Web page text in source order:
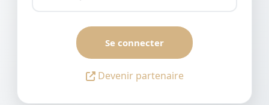
Se connecter
Devenir partenaire